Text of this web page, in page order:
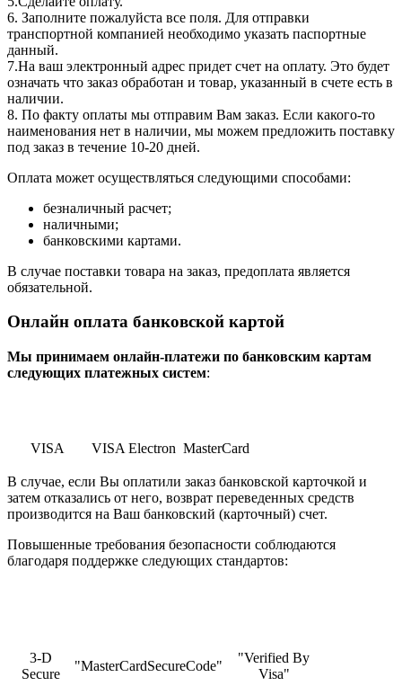
6. Заполните пожалуйста все поля. Для отправки
транспортной компанией необходимо указать паспортные
данный.
7.На ваш электронный адрес придет счет на оплату. Это будет
означать что заказ обработан и товар, указанный в счете есть в
наличии.
8. По факту оплаты мы отправим Вам заказ. Если какого-то
наименования нет в наличии, мы можем предложить поставку
под заказ в течение 10-20 дней.
Оплата может осуществляться следующими способами:
безналичный расчет;
наличными;
банковскими картами.
В случае поставки товара на заказ, предоплата является
обязательной.
Онлайн оплата банковской картой
Мы принимаем онлайн-платежи по банковским картам
cледующих платежных систем:
VISA VISA Electron MasterCard
В случае, если Вы оплатили заказ банковской карточкой и
затем отказались от него, возврат переведенных средств
производится на Ваш банковский (карточный) счет.
Повышенные требования безопасности соблюдаются
благодаря поддержке следующих стандартов:
3-D
Secure
"MasterCardSecureCode"
"Verified By
Visa"